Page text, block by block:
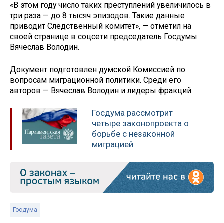
«В этом году число таких преступлений увеличилось в
три раза — до 8 тысяч эпизодов. Такие данные
приводит Следственный комитет», — отметил на
своей странице в соцсети председатель Госдумы
Вячеслав Володин.
Документ подготовлен думской Комиссией по
вопросам миграционной политики. Среди его
авторов — Вячеслав Володин и лидеры фракций.
Госдума рассмотрит
четыре законопроекта о
борьбе с незаконной
миграцией
Госдума